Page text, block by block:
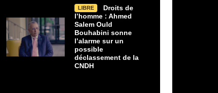
LIBRE
Droits de
l’homme : Ahmed
Salem Ould
Bouhabini sonne
l’alarme sur un
possible
déclassement de la
CNDH